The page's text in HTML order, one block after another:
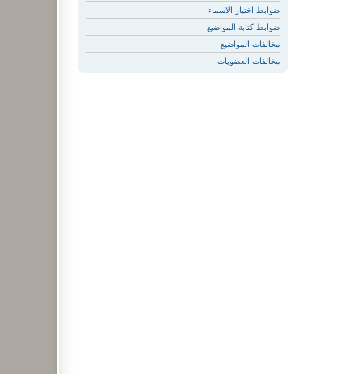
ضوابط اختيار الاسماء
ضوابط كتابة المواضيع
مخالفات المواضيع
مخالفات العضويات